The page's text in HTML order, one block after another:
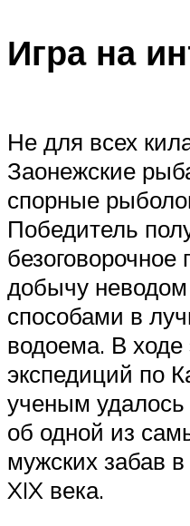
Игра на
Не для всех
Заонежские
спорные
Победитель
безоговорочное
добычу
способами в
водоема. В ходе
экспедиций по
ученым
об одной из
мужских забав
XIX века.